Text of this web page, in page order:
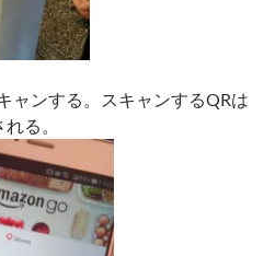
ャンする。スキャンするQRは
る。